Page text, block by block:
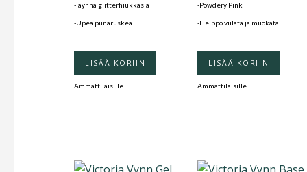
-Täynnä glitterhiukkasia
-Upea punaruskea
LISÄÄ KORIIN
Ammattilaisille
-Powdery Pink
-Helppo viilata ja muokata
LISÄÄ KORIIN
Ammattilaisille